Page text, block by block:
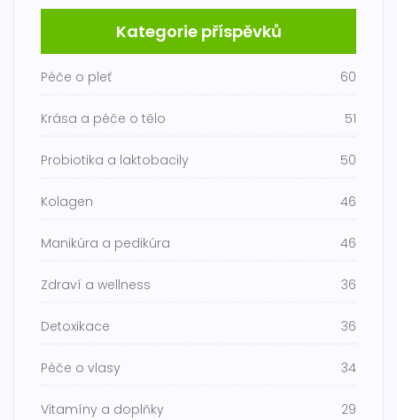
Kategorie příspěvků
Péče o pleť 60
Krása a péče o tělo 51
Probiotika a laktobacily 50
Kolagen 46
Manikúra a pedikúra 46
Zdraví a wellness 36
Detoxikace 36
Péče o vlasy 34
Vitamíny a doplňky 29